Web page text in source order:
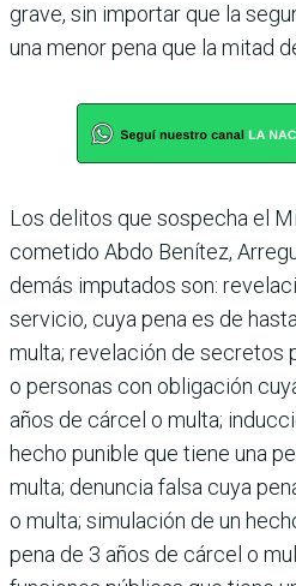
grave, sin importar que la
una menor pena que la mitad
Los delitos que sospecha el
cometido Abdo Bení­tez,
demás imputados son:
servicio, cuya pena es de
multa; revelación de secre­tos
o personas con obliga­ción
años de cárcel o multa;
hecho punible que tiene una
multa; denuncia falsa cuya
o multa; simulación de un
pena de 3 años de cárcel o